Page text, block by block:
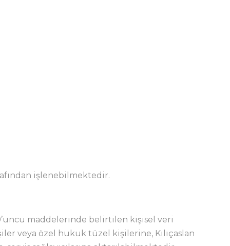
işlenebilmektedir.
maddelerinde belirtilen kişisel veri
veya özel hukuk tüzel kişilerine, Kılıçaslan